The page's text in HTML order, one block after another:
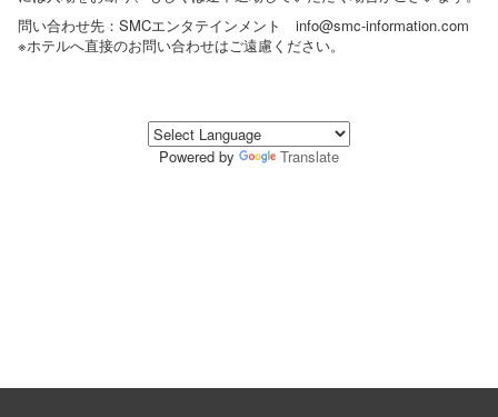
問い合わせ先：SMCエンタテインメント info@smc-information.com
※ホテルへ直接のお問い合わせはご遠慮ください。
Powered by Translate